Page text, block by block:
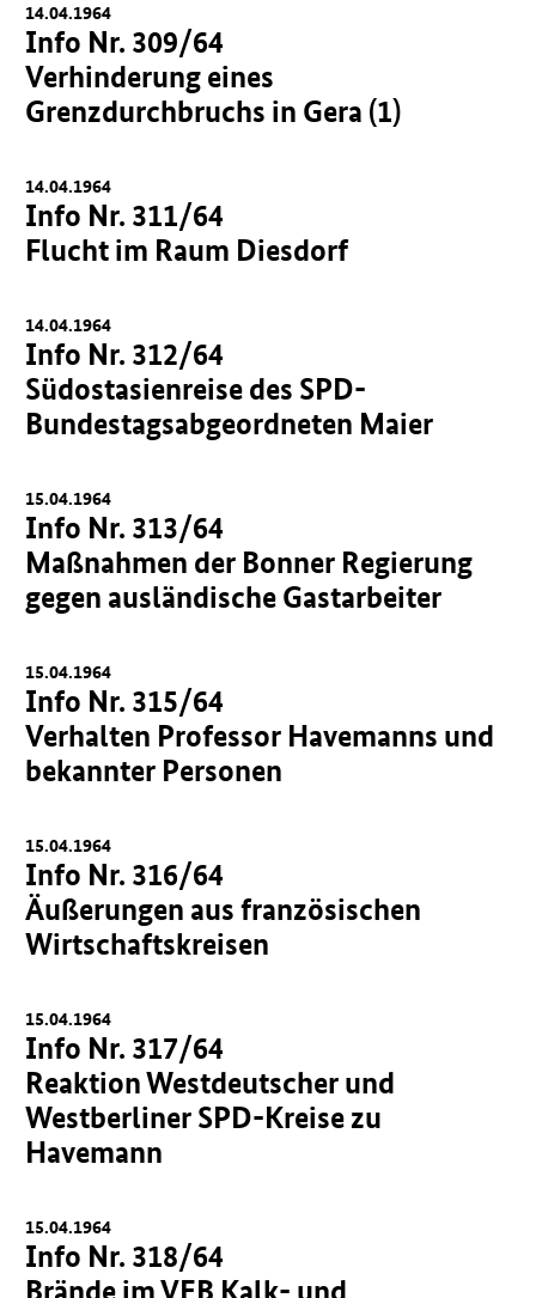
14.04.1964
Info Nr. 309/64
Verhinderung eines
Grenzdurchbruchs in Gera (1)
14.04.1964
Info Nr. 311/64
Flucht im Raum Diesdorf
14.04.1964
Info Nr. 312/64
Südostasienreise des SPD-
Bundestagsabgeordneten Maier
15.04.1964
Info Nr. 313/64
Maßnahmen der Bonner Regierung
gegen ausländische Gastarbeiter
15.04.1964
Info Nr. 315/64
Verhalten Professor Havemanns und
bekannter Personen
15.04.1964
Info Nr. 316/64
Äußerungen aus französischen
Wirtschaftskreisen
15.04.1964
Info Nr. 317/64
Reaktion Westdeutscher und
Westberliner SPD-Kreise zu
Havemann
15.04.1964
Info Nr. 318/64